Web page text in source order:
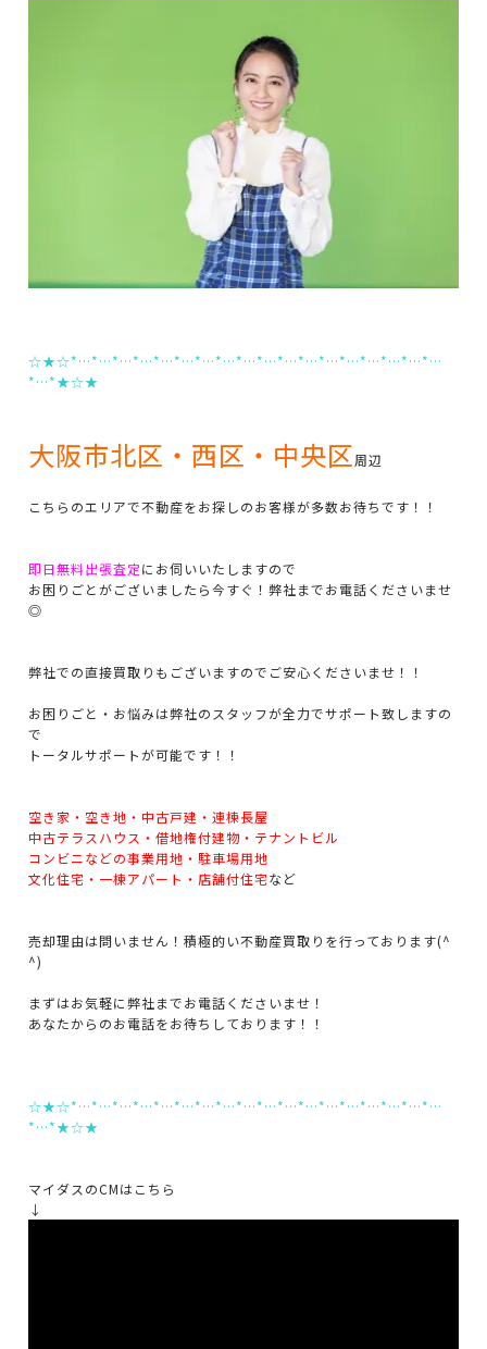
☆★☆*…*…*…*…*…*…*…*…*…*…*…*…*…*…*…*…*…*…
*…*★☆★
大阪市北区・西区・中央区周辺
こちらのエリアで不動産をお探しのお客様が多数お待ちです！！
即日無料出張査定にお伺いいたしますので
お困りごとがございましたら今すぐ！弊社までお電話くださいませ
◎
弊社での直接買取りもございますのでご安心くださいませ！！
お困りごと・お悩みは弊社のスタッフが全力でサポート致しますの
で
トータルサポートが可能です！！
空き家・空き地・中古戸建・連棟長屋
中古テラスハウス・借地権付建物・テナントビル
コンビニなどの事業用地・駐車場用地
文化住宅・一棟アパート・店舗付住宅など
売却理由は問いません！積極的い不動産買取りを行っております(^
^)
まずはお気軽に弊社までお電話くださいませ！
あなたからのお電話をお待ちしております！！
☆★☆*…*…*…*…*…*…*…*…*…*…*…*…*…*…*…*…*…*…
*…*★☆★
マイダスのCMはこちら
↓